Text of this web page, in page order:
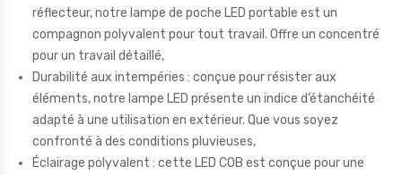
réflecteur, notre lampe de poche LED portable est un
compagnon polyvalent pour tout travail. Offre un concentré
pour un travail détaillé,
Durabilité aux intempéries : conçue pour résister aux
éléments, notre lampe LED présente un indice d’étanchéité
adapté à une utilisation en extérieur. Que vous soyez
confronté à des conditions pluvieuses,
Éclairage polyvalent : cette LED COB est conçue pour une